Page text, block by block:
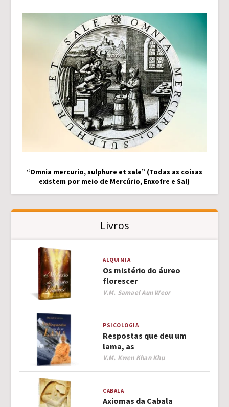
“Omnia mercurio, sulphure et sale” (Todas as coisas
existem por meio de Mercúrio, Enxofre e Sal)
Livros
ALQUIMIA
Os mistério do áureo
florescer
Author
V.M. Samael Aun Weor
PSICOLOGIA
Respostas que deu um
lama, as
Author
V.M. Kwen Khan Khu
CABALA
Axiomas da Cabala